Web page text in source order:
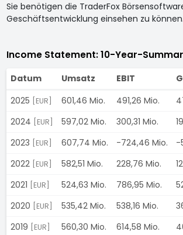
Sie benötigen die TraderFox
Geschäftsentwicklung einsehen zu können.
Income Statement: 10-Year-
Datum Umsatz EBIT
2025
[EUR] 601,46 Mio. 491,26 Mio.
2024
[EUR] 597,02 Mio. 300,31 Mio.
2023
[EUR] 607,74 Mio. -724,46 Mio. -
2022
[EUR] 582,51 Mio. 228,76 Mio.
2021
[EUR] 524,63 Mio. 786,95 Mio.
2020
[EUR] 535,42 Mio. 538,16 Mio.
2019
[EUR] 560,30 Mio. 614,58 Mio.